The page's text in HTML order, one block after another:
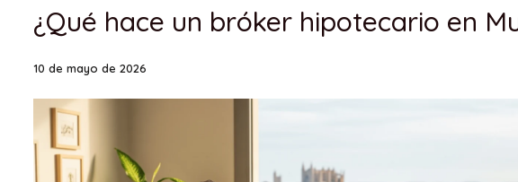
¿Qué hace un bróker hipotecario en
10 de mayo de 2026